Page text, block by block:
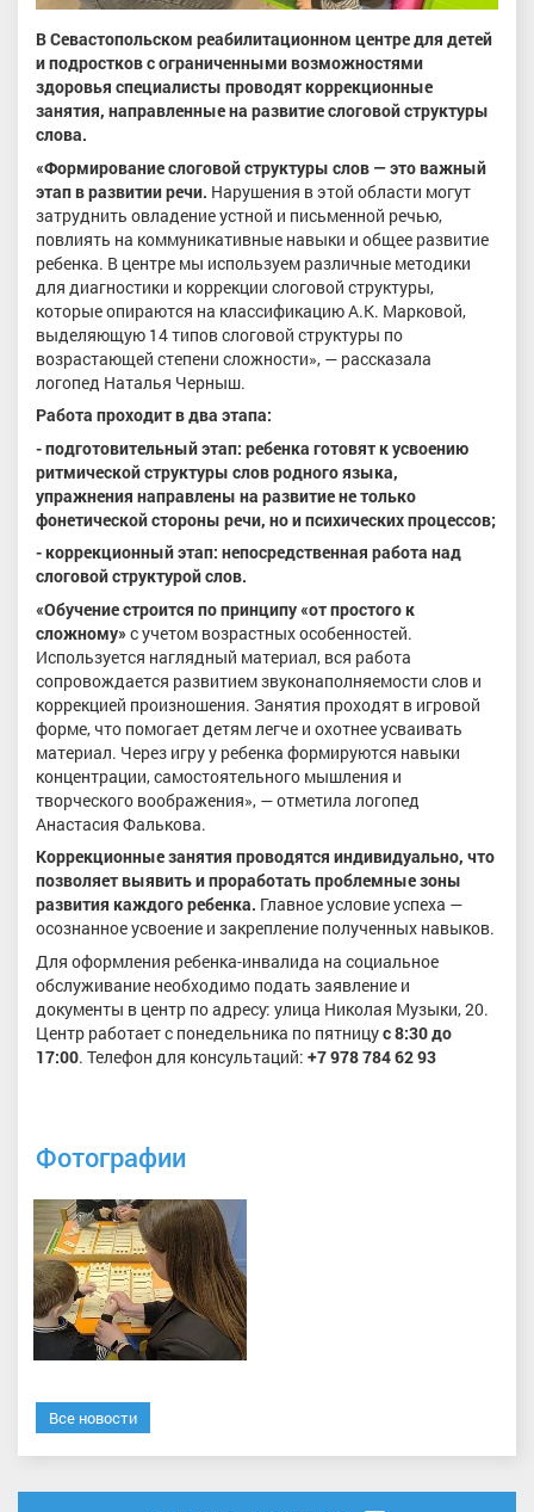
В Севастопольском реабилитационном центре для детей
и подростков с ограниченными возможностями
здоровья специалисты проводят коррекционные
занятия, направленные на развитие слоговой структуры
слова.
«Формирование слоговой структуры слов — это важный
этап в развитии речи. Нарушения в этой области могут
затруднить овладение устной и письменной речью,
повлиять на коммуникативные навыки и общее развитие
ребенка. В центре мы используем различные методики
для диагностики и коррекции слоговой структуры,
которые опираются на классификацию А.К. Марковой,
выделяющую 14 типов слоговой структуры по
возрастающей степени сложности», — рассказала
логопед Наталья Черныш.
Работа проходит в два этапа:
- подготовительный этап: ребенка готовят к усвоению
ритмической структуры слов родного языка,
упражнения направлены на развитие не только
фонетической стороны речи, но и психических процессов;
- коррекционный этап: непосредственная работа над
слоговой структурой слов.
«Обучение строится по принципу «от простого к
сложному» с учетом возрастных особенностей.
Используется наглядный материал, вся работа
сопровождается развитием звуконаполняемости слов и
коррекцией произношения. Занятия проходят в игровой
форме, что помогает детям легче и охотнее усваивать
материал. Через игру у ребенка формируются навыки
концентрации, самостоятельного мышления и
творческого воображения», — отметила логопед
Анастасия Фалькова.
Коррекционные занятия проводятся индивидуально, что
позволяет выявить и проработать проблемные зоны
развития каждого ребенка. Главное условие успеха —
осознанное усвоение и закрепление полученных навыков.
Для оформления ребенка-инвалида на социальное
обслуживание необходимо подать заявление и
документы в центр по адресу: улица Николая Музыки, 20.
Центр работает с понедельника по пятницус 8:30 до
17:00. Телефон для консультаций: +7 978 784 62 93
Фотографии
Все новости